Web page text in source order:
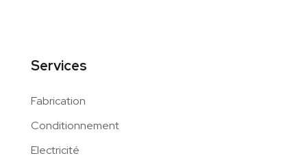
Services
Fabrication
Conditionnement
Electricité